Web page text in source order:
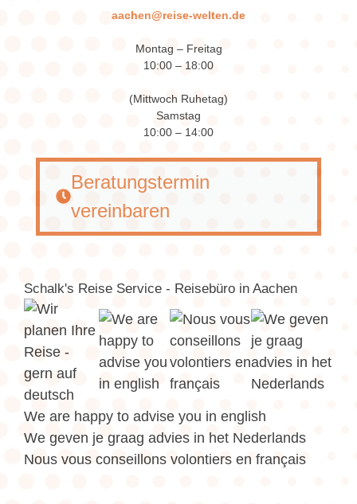
aachen@reise-welten.de
Montag – Freitag
10:00 – 18:00
(Mittwoch Ruhetag)
Samstag
10:00 – 14:00
Beratungstermin
vereinbaren
Schalk's Reise Service - Reisebüro in Aachen
We are happy to advise you in english
We geven je graag advies in het Nederlands
Nous vous conseillons volontiers en français